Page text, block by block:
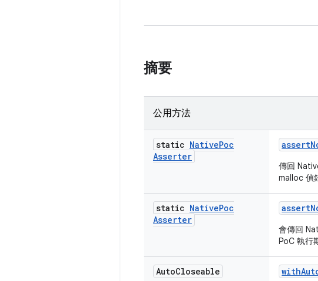
摘要
公用方法
static NativePoc
Asserter
assert
傳回
malloc 偵
static NativePoc
Asserter
assert
會傳回
PoC 執行
AutoCloseable with